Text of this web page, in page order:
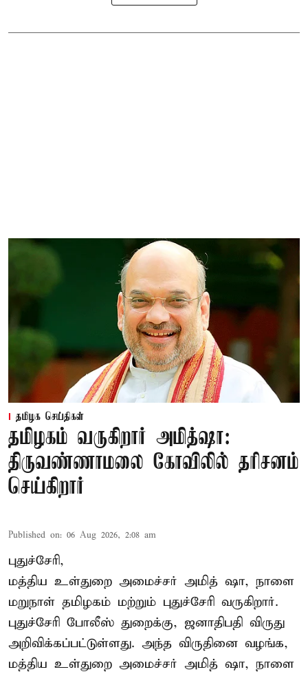
தமிழக செய்திகள்
தமிழகம் வருகிறார் அமித்ஷா:
திருவண்ணாமலை கோவிலில் தரிசனம்
செய்கிறார்
Published on: 06 Aug 2026, 2:08 am
புதுச்சேரி,
மத்திய உள்துறை அமைச்சர் அமித் ஷா, நாளை
மறுநாள் தமிழகம் மற்றும் புதுச்சேரி வருகிறார்.
புதுச்சேரி போலீஸ் துறைக்கு, ஜனாதிபதி விருது
அறிவிக்கப்பட்டுள்ளது. அந்த விருதினை வழங்க,
மத்திய உள்துறை அமைச்சர் அமித் ஷா, நாளை